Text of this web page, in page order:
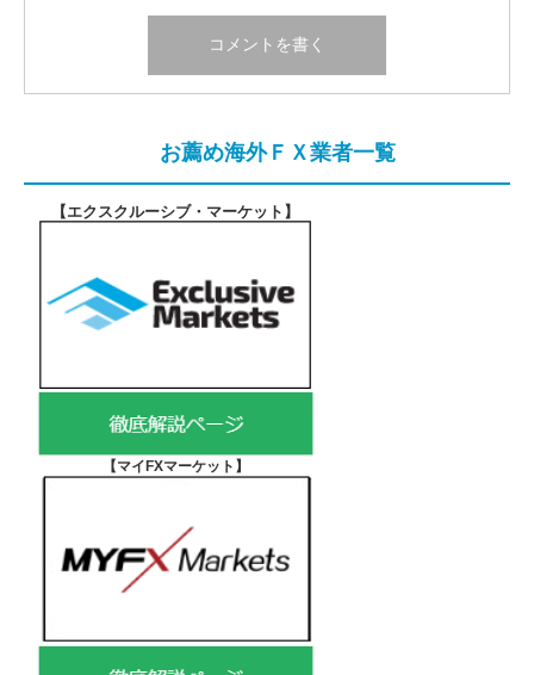
お薦め海外ＦＸ業者一覧
【エクスクルーシブ・マーケット 】
【マイFXマーケット 】